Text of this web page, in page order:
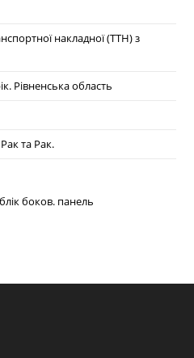
накладної (ТТН) з
Рівненська область
Рак та Рак.